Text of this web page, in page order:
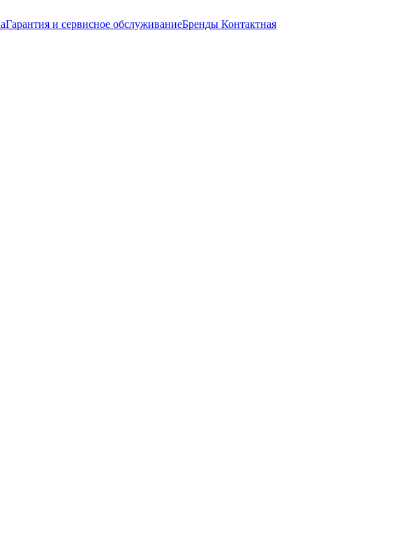
Гарантия и сервисное обслуживаниеБренды Контактная